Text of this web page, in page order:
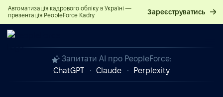
Автоматизація кадрового обліку в Україні —
презентація PeopleForce Kadry
Зареєструватись
Запитати AI про PeopleForce:
ChatGPT
Claude Perplexity